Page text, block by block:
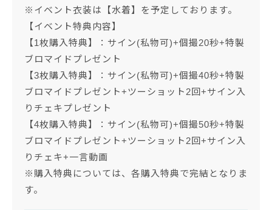
※イベント衣装は【水着】を予定しております。
【イベント特典内容】
【1枚購入特典】：サイン(私物可)+個撮20秒+特製
ブロマイドプレゼント
【3枚購入特典】：サイン(私物可)+個撮40秒+特製
ブロマイドプレゼント+ツーショット2回+サイン入
りチェキプレゼント
【4枚購入特典】：サイン(私物可)+個撮50秒+特製
ブロマイドプレゼント+ツーショット2回+サイン入
りチェキ+一言動画
※購入特典については、各購入特典で完結となりま
す。